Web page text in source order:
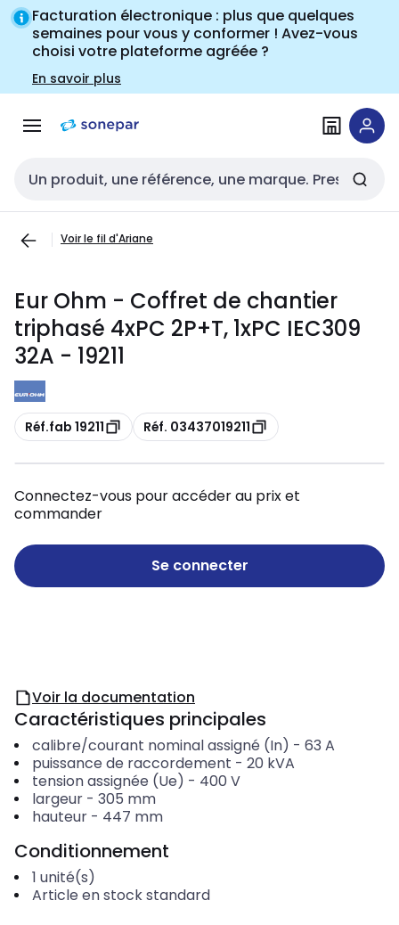
Passer à la
navigation
Passer
au
contenu
Facturation électronique : plus que quelques
semaines pour vous y conformer ! Avez-vous
choisi votre plateforme agréée ?
En savoir plus
Entrée de recherche
Voir le fil d'Ariane
Eur Ohm - Coffret de chantier
triphasé 4xPC 2P+T, 1xPC IEC309
32A - 19211
Copie
Réf.fab 19211 Copie
Réf. 03437019211
Connectez-vous pour accéder au prix et
commander
Se connecter
Voir la documentation
Caractéristiques principales
calibre/courant nominal assigné (In) - 63 A
puissance de raccordement - 20 kVA
tension assignée (Ue) - 400 V
largeur- 305 mm
hauteur- 447 mm
Conditionnement
1 unité(s)
Article en stock standard